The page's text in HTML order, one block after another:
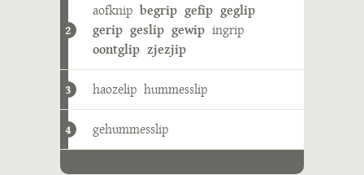
2
aofknip begrip gefip geglip
gerip geslip gewip ingrip
oontglip zjezjip
3 haozelip hummesslip
4 gehummesslip